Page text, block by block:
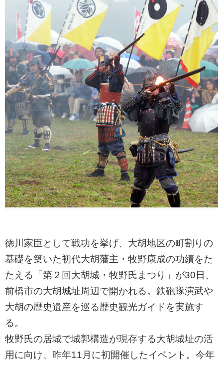
ㅤ徳川家臣として戦功を挙げ、大胡地区の町割りの
基礎を築いた初代大胡藩主・牧野康成の功績をた
たえる「第２回大胡城・牧野氏まつり」が30日、
前橋市の大胡城址周辺で開かれる。鉄砲隊演武や
大胡の歴史遺産を巡る歴史観光ガイドを実施す
る。
ㅤ牧野氏の居城で城郭構造が現存する大胡城址の活
用に向け、昨年11月に初開催したイベント。今年